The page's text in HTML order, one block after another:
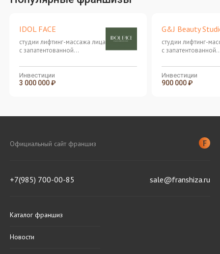
IDOL FACE
студии лифтинг-массажа лица
с запатентованной
Инвестиции
3 000 000 ₽
G&J Beauty
студии лифтинг-
с запатентованной
Инвестиции
900 000 ₽
Официальный сайт франшиз
+7(985) 700-00-85 sale@franshiza.ru
Каталог франшиз
Новости